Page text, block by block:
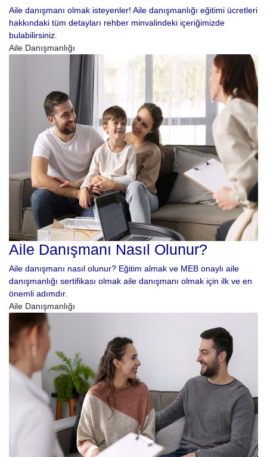
Aile danışmanı olmak isteyenler! Aile danışmanlığı eğitimi ücretleri
hakkındaki tüm detayları rehber minvalindeki içeriğimizde
bulabilirsiniz.
Aile Danışmanlığı
Aile Danışmanı Nasıl Olunur?
Aile danışmanı nasıl olunur? Eğitim almak ve MEB onaylı aile
danışmanlığı sertifikası olmak aile danışmanı olmak için ilk ve en
önemli adımdır.
Aile Danışmanlığı